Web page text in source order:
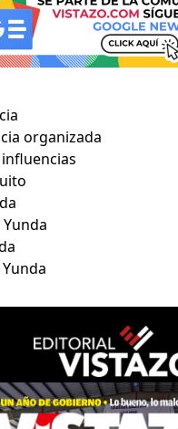
organizada